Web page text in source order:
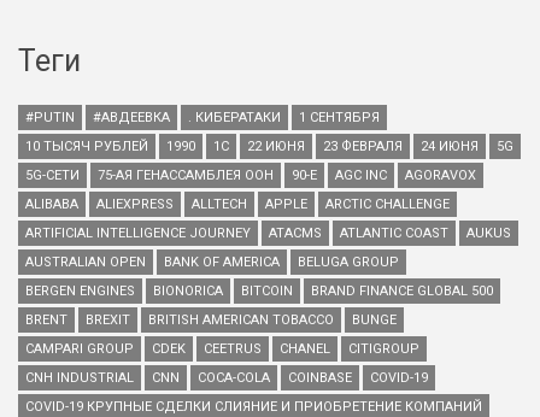
Теги
#PUTIN #АВДЕЕВКА . КИБЕРАТАКИ
1 СЕНТЯБРЯ
10 ТЫСЯЧ РУБЛЕЙ
1990 1С 22 ИЮНЯ 23 ФЕВРАЛЯ 24 ИЮНЯ
5G
5G-СЕТИ
75-АЯ ГЕНАССАМБЛЕЯ ООН 90-Е AGC INC
AGORAVOX
ALIBABA
ALIEXPRESS ALLTECH APPLE
ARCTIC CHALLENGE
ARTIFICIAL INTELLIGENCE JOURNEY
ATACMS ATLANTIC COAST
AUKUS
AUSTRALIAN OPEN
BANK OF AMERICA
BELUGA GROUP
BERGEN ENGINES
BIONORICA BITCOIN
BRAND FINANCE GLOBAL 500
BRENT
BREXIT BRITISH AMERICAN TOBACCO
BUNGE
CAMPARI GROUP
CDEK CEETRUS CHANEL
CITIGROUP
CNH INDUSTRIAL
CNN COCA-COLA COINBASE
COVID-19
COVID-19 КРУПНЫЕ СДЕЛКИ СЛИЯНИЕ И ПРИОБРЕТЕНИЕ КОМПАНИЙ